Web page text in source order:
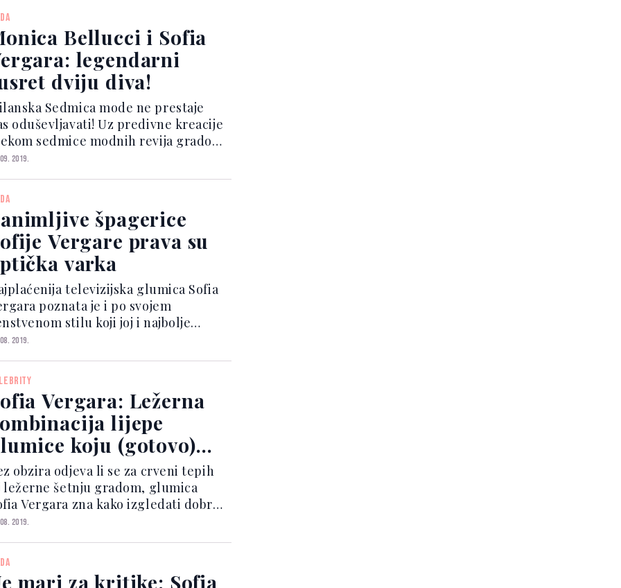
sa šljokicama, koju je dizajnirala
Bellucci i Sofia
legendarni
dviju diva!
Sedmica mode ne prestaje
oduševljavati! Uz predivne kreacije
sedmice modnih revija gradom
prodefilirale mnoge zvijezde, a za
filmske dive Monice
i televizijske zvije...
2019.
špagerice
Vergare prava su
varka
televizijska glumica Sofia
poznata je i po svojem
stilu koji joj i najbolje
Najčešće je imamo priliku
cipele s visokom petom ili
postale stilski...
2019.
Vergara: Ležerna
lijepe
koju (gotovo)
žene vole nositi
obzira odjeva li se za crveni tepih
šetnju gradom, glumica
Vergara zna kako izgledati dobro.
je s jedne strane više puta
spremna trpjeti pa čak i nositi
komad...
2019.
mari za kritike: Sofia